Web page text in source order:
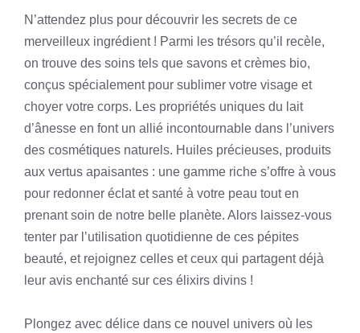
N’attendez plus pour découvrir les secrets de ce
merveilleux ingrédient ! Parmi les trésors qu’il recèle,
on trouve des soins tels que savons et crèmes bio,
conçus spécialement pour sublimer votre visage et
choyer votre corps. Les propriétés uniques du lait
d’ânesse en font un allié incontournable dans l’univers
des cosmétiques naturels. Huiles précieuses, produits
aux vertus apaisantes : une gamme riche s’offre à vous
pour redonner éclat et santé à votre peau tout en
prenant soin de notre belle planète. Alors laissez-vous
tenter par l’utilisation quotidienne de ces pépites
beauté, et rejoignez celles et ceux qui partagent déjà
leur avis enchanté sur ces élixirs divins !
Plongez avec délice dans ce nouvel univers où les